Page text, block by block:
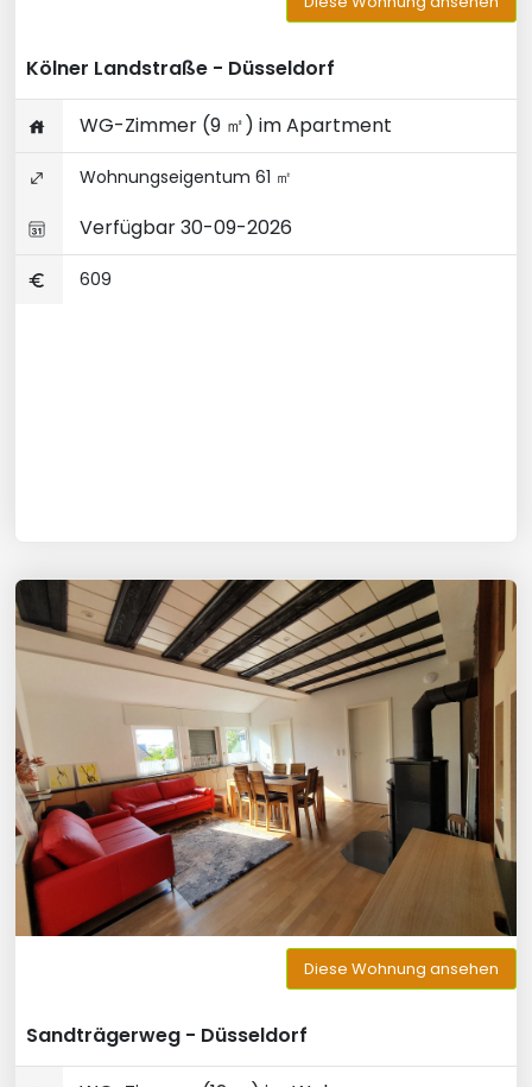
Kölner Landstraße - Düsseldorf
WG-Zimmer (9 ㎡) im Apartment
Wohnungseigentum 61 ㎡
Verfügbar 30-09-2026
609
Diese Wohnung ansehen
Sandträgerweg - Düsseldorf